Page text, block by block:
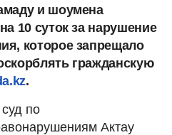
и шоумена
10 суток за нарушение
которое запрещало
гражданскую
.
по
Актау